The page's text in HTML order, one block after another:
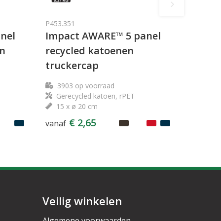
P453.351
Impact AWARE™ 5 panel
recycled katoenen
truckercap
3903 op voorraad
Gerecycled katoen, rPET
15 x ø 20 cm
vanaf € 2,65
Veilig winkelen